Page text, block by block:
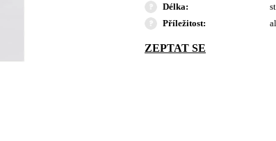
Délka:
Příležitost: